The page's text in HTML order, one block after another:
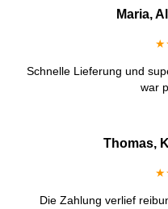
Maria,
Schnelle Lieferung und
war
Thomas,
Die Zahlung verlief